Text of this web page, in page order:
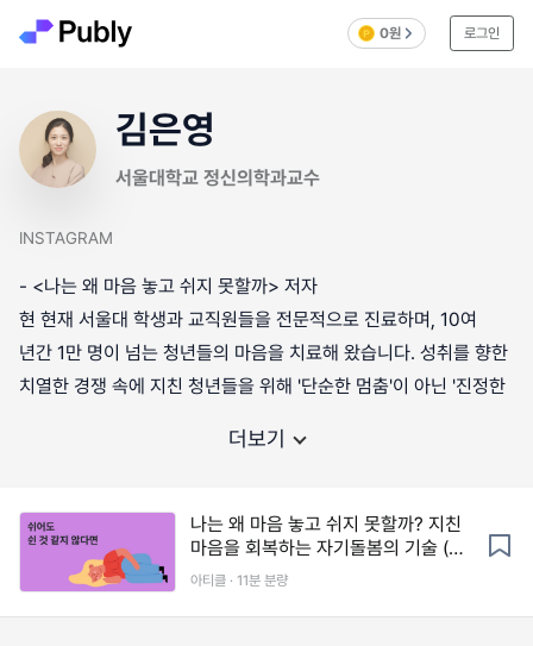
0원 로그인
김은영
서울대학교 정신의학과교수
INSTAGRAM
- <나는 왜 마음 놓고 쉬지 못할까> 저자
현 현재 서울대 학생과 교직원들을 전문적으로 진료하며, 10여
년간 1만 명이 넘는 청년들의 마음을 치료해 왔습니다. 성취를 향한
치열한 경쟁 속에 지친 청년들을 위해 '단순한 멈춤'이 아닌 '진정한
더보기
나는 왜 마음 놓고 쉬지 못할까? 지친
마음을 회복하는 자기돌봄의 기술 (워
크시트 제공)
아티클 · 11분 분량